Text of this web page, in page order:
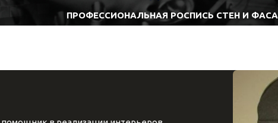
ПРОФЕССИОНАЛЬНАЯ РОСПИСЬ СТЕН И